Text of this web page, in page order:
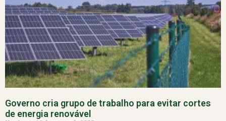
Governo cria grupo de trabalho para evitar cortes
de energia renovável